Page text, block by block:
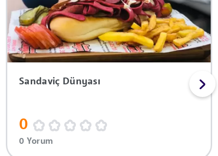
Sandaviç Dünyası
0
0 Yorum